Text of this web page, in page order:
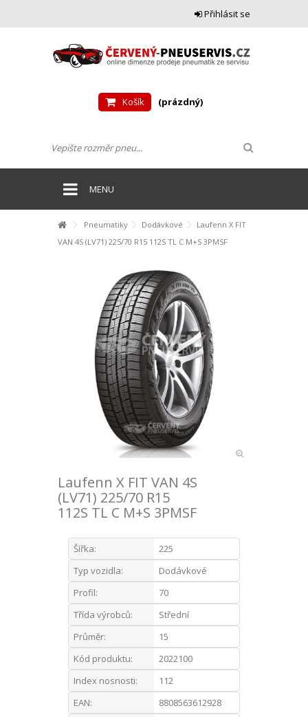
Přihlásit se
Košík (prázdný)
MENU
Pneumatiky Dodávkové
Laufenn X FIT
VAN 4S (LV71) 225/70 R15 112S TL C M+S 3PMSF
Laufenn X FIT VAN 4S
(LV71) 225/70 R15
112S TL C M+S 3PMSF
Šířka:
225
Typ vozidla:
Dodávkové
Profil:
70
Třída výrobců:
Střední
Průměr:
15
Kód produktu:
2022100
Index nosnosti:
112
EAN:
8808563612928